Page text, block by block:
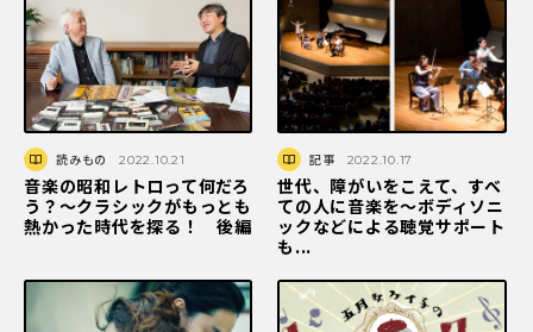
読みもの 2022.10.21
音楽の昭和レトロって何だろ
う？～クラシックがもっとも
熱かった時代を探る！ 後編
記事 2022.10.17
世代、障がいをこえて、すべ
ての人に音楽を〜ボディソニ
ックなどによる聴覚サポート
も...